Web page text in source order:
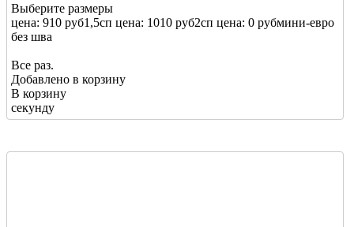
Выберите размеры
цена: 910 руб1,5сп цена: 1010 руб2сп цена: 0 рубмини-евро
без шва
Все раз.
Добавлено в корзину
В корзину
секунду